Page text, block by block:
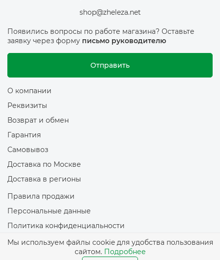
shop@zheleza.net
Появились вопросы по работе магазина? Оставьте
заявку через форму письмо руководителю
Отправить
О компании
Реквизиты
Возврат и обмен
Гарантия
Самовывоз
Доставка по Москве
Доставка в регионы
Правила продажи
Персональные данные
Политика конфиденциальности
Политика обработки файлов Cookie
Мы используем файлы cookie для удобства пользования
сайтом. Подробнее